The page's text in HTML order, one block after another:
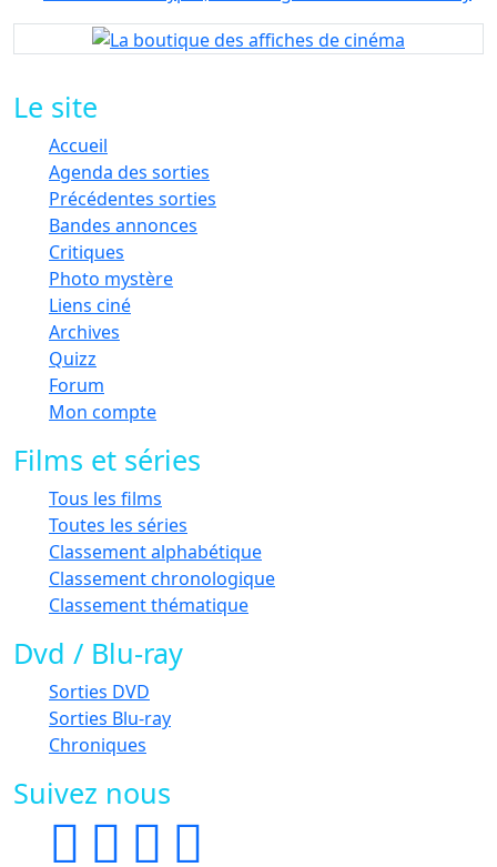
Le site
Accueil
Agenda des sorties
Précédentes sorties
Bandes annonces
Critiques
Photo mystère
Liens ciné
Archives
Quizz
Forum
Mon compte
Films et séries
Tous les films
Toutes les séries
Classement alphabétique
Classement chronologique
Classement thématique
Dvd / Blu-ray
Sorties DVD
Sorties Blu-ray
Chroniques
Suivez nous